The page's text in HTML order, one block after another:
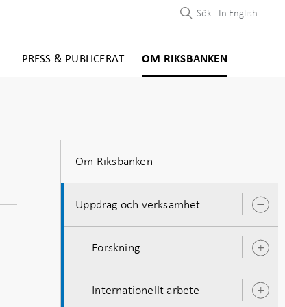
PRESS & PUBLICERAT OM RIKSBANKEN
Sök In English
Om Riksbanken
Uppdrag och verksamhet
Forskning
Internationellt arbete